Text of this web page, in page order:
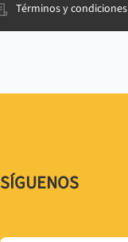
Términos y condiciones
SÍGUENOS